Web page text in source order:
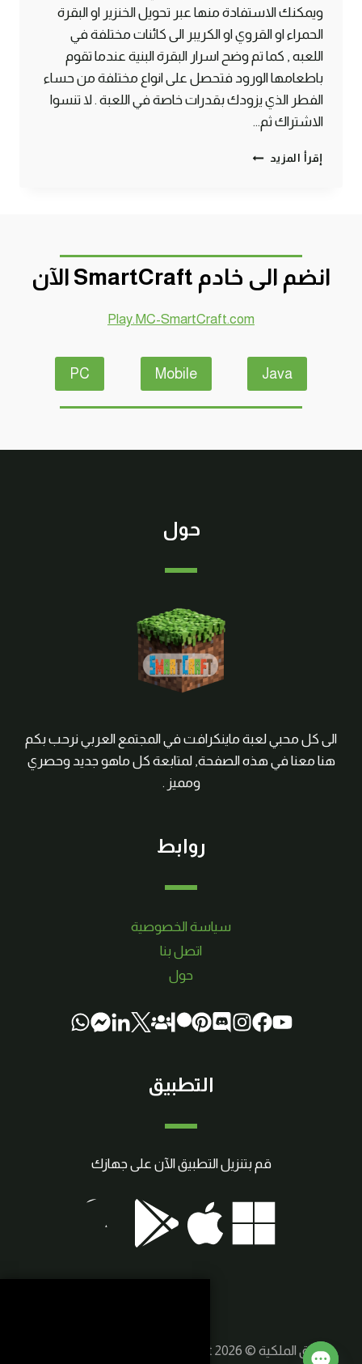
ويمكنك الاستفادة منها عبر تحويل الخنزير او البقرة
الحمراء او القروي او الكريبر الى كائنات مختلفة في
اللعبه , كما تم وضح اسرار البقرة البنية عندما تقوم
باطعامها الورود فتحصل على انواع مختلفة من حساء
الفطر الذي يزودك بقدرات خاصة في اللعبة . لا تنسوا
الاشتراك ثم…
إقرأ المزيد 4
تحويل
البقرة
الى
البني
منها
ماين
كرافت
#SMARTCRAFT
انضم الى خادم SmartCraft الآن
Play.MC-SmartCraft.com
Java
Mobile
PC
حول
الى كل محبي لعبة ماينكرافت في المجتمع العربي نرحب بكم
هنا معنا في هذه الصفحة, لمتابعة كل ماهو جديد وحصري
ومميز .
روابط
سياسة الخصوصية
اتصل بنا
حول
التطبيق
قم بتنزيل التطبيق الآن على جهازك
حقوق الملكية © 2026 SmartCraft | صنع بواسطة